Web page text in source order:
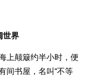
世界
颠簸约半小时，便
书屋，名叫“不等